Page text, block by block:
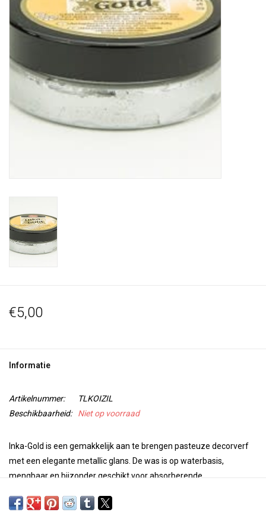
TOOLS
€5,00
Informatie
Artikelnummer:
TLKOIZIL
Beschikbaarheid:
Niet op voorraad
Inka-Gold is een gemakkelijk aan te brengen pasteuze decorverf
met een elegante metallic glans. De was is op waterbasis,
mengbaar en bijzonder geschikt voor absorberende
en ongeglazuurd aardewerk. Geschikt om te sjabloneren, in